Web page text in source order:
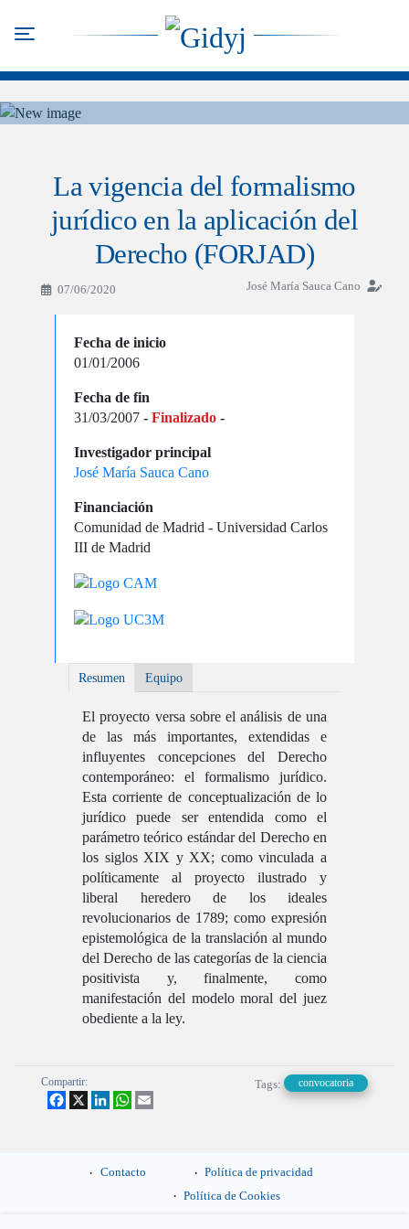
principal
La vigencia del formalismo
jurídico en la aplicación del
Derecho (FORJAD)
07/06/2020 José María Sauca Cano
Fecha de inicio
01/01/2006
Fecha de fin
31/03/2007 - Finalizado -
Investigador principal
José María Sauca Cano
Financiación
Comunidad de Madrid - Universidad Carlos
III de Madrid
Resumen Equipo
El proyecto versa sobre el análisis de una
de las más importantes, extendidas e
influyentes concepciones del Derecho
contemporáneo: el formalismo jurídico.
Esta corriente de conceptualización de lo
jurídico puede ser entendida como el
parámetro teórico estándar del Derecho en
los siglos XIX y XX; como vinculada a
políticamente al proyecto ilustrado y
liberal heredero de los ideales
revolucionarios de 1789; como expresión
epistemológica de la translación al mundo
del Derecho de las categorías de la ciencia
positivista y, finalmente, como
manifestación del modelo moral del juez
obediente a la ley.
Compartir:
Facebook
X LinkedInWhatsApp
Tags: convocatoria
Contacto
Política de privacidad
Política de Cookies